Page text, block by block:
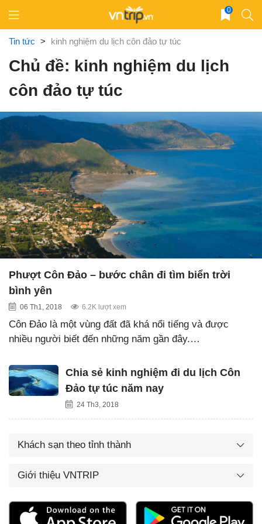
content
0
Tin tức > kinh nghiệm du lịch côn đảo tự túc
Chủ đề: kinh nghiệm du lịch
côn đảo tự túc
Phượt Côn Đảo – bước chân đi tìm biển trời
bình yên
06 Th1, 2018 6.2K lượt xem
Côn Đảo là một vùng đất đã khá nổi tiếng và được
nhiều người biết đến những năm gần đây.…
Chia sẻ kinh nghiệm đi du lịch Côn
Đảo tự túc năm nay
24 Th3, 2018
Khách sạn theo tỉnh thành
Giới thiệu VNTRIP